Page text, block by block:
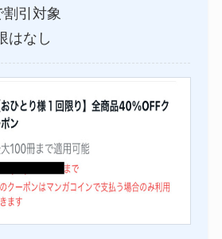
割引対象
はなし